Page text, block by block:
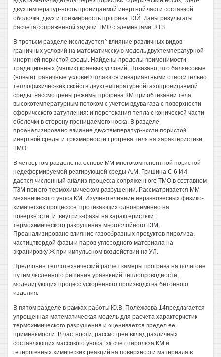
двухтемператур-ность проницаемой инертной части составной
оболочки, двух и трехмерность прогрева ТЗЙ. Даны результаты
расчета сопряженной задачи ТМО с элементами: КТЗ.
В третьем разделе исследуется^ влияние различных видов
граничных условий на математическую модель двухтемпературной
инертней пористой среды. Найдены пределы применимости
традиционных (мягких) краевых условий. Показано, что балансовые
(новые) граничные услови® шляются инвариантными относительно
теплофизичес-ких свойств двухтемпературной газопроницаемой
среды. Рассмотрены режимы прогрева КМ при обтекании тела
высокотемпературным потоком с учетом вдува газа с поверхности
сферического затупления: и перетекания тепла с конической части
оболочки в сторону проницаемого носка. В разделе
проанализировано влияние двухтемператур-ности пористой
инертной среды и трехмерности прогрева тела на характеристики
ТМО.
В четвертом разделе на основе ММ многокомпонентной пористой
недеформируемой реагирующей среды A.M. Гришина С 6 ИИ
дается численный анализ процесса сопряженного ТМО в составном
ТЗМ при его термохимическом разрушении. Рассматривается ММ
механического уноса КМ. Изучено влияние неравновесных физико-
химических процессов, протекающих одновременно на
поверхности: и: внутри к-фазы на характеристики:
термохимического разрушения многослойного ТЗМ.
Проанализировано влияние газообразных продуктов пиролиза,
частицтвердой фазы и паров углеродного материала на
экранировку Ж при импульсном воздействии на УЛ.
Предложен теплотехнический расчет камеры прогрева на полигоне
путем численного решения уравнений теплопроводности,
моделирующих процесс ускоренного производства бетонного
изделия.
В пятом разделе в рамках работы Ю.В. Полежаева 14предлагается
упрощенная математическая модель для расчета характеристик
термохимического разрушения и оценивается предел ее
применимости. В частности, рассмотрен вклад различных
составляющих массового уноса: за счет пиролиза КМ и
гетерогенных химических реакций на поверхности материала в